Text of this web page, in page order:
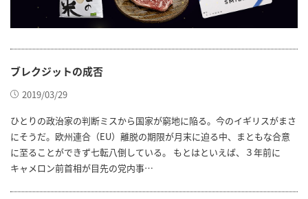
ブレクジットの成否
2019/03/29
ひとりの政治家の判断ミスから国家が窮地に陥る。今のイギリスがまさ
にそうだ。欧州連合（EU）離脱の期限が月末に迫る中、まともな合意
に至ることができず七転八倒している。 もとはといえば、３年前に
キャメロン前首相が目先の党内事…